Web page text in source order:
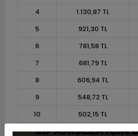
4
1.130,87 TL
5
921,30 TL
6
781,58 TL
7
681,79 TL
8
606,94 TL
9
548,72 TL
10
502,15 TL
11
460,27 TL